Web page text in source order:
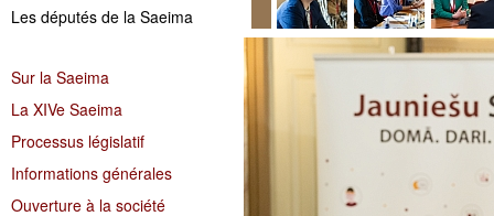
Les députés de la Saeima
Sur la Saeima
La XIVe Saeima
Processus législatif
Informations générales
Ouverture à la société